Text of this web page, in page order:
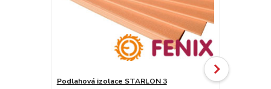
Podlahová izolace STARLON 3